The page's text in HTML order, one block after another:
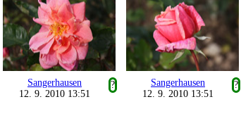
Sangerhausen
?
12. 9. 2010 13:51
Sangerhausen
?
12. 9. 2010 13:51